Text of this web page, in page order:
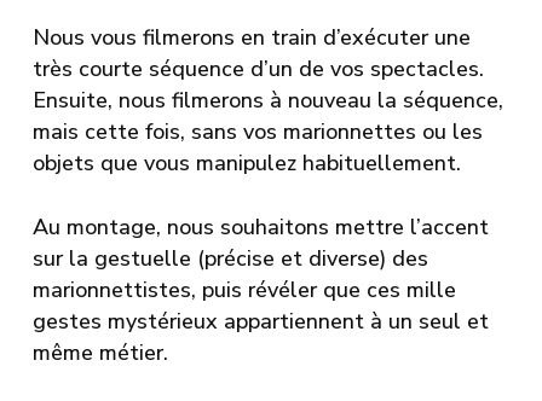
Nous vous filmerons en train d’exécuter une
très courte séquence d’un de vos spectacles.
Ensuite, nous filmerons à nouveau la séquence,
mais cette fois, sans vos marionnettes ou les
objets que vous manipulez habituellement.
Au montage, nous souhaitons mettre l’accent
sur la gestuelle (précise et diverse) des
marionnettistes, puis révéler que ces mille
gestes mystérieux appartiennent à un seul et
même métier.